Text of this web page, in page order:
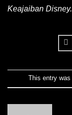
Keajaiban Disney.
This entry